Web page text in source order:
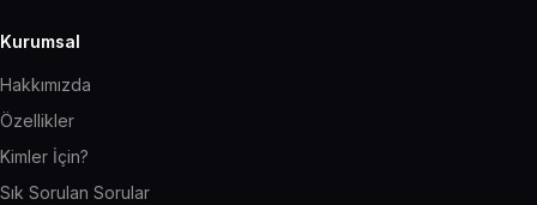
Kurumsal
Hakkımızda
Özellikler
Kimler İçin?
Sık Sorulan Sorular